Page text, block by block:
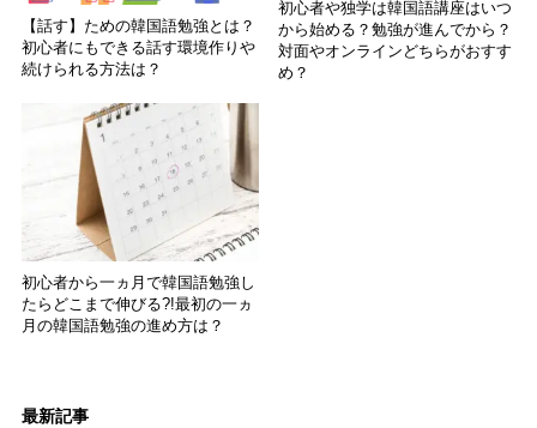
【話す】ための韓国語勉強とは？
初心者にもできる話す環境作りや
続けられる方法は？
初心者や独学は韓国語講座はいつ
から始める？勉強が進んでから？
対面やオンラインどちらがおすす
め？
初心者から一ヵ月で韓国語勉強し
たらどこまで伸びる?!最初の一ヵ
月の韓国語勉強の進め方は？
最新記事